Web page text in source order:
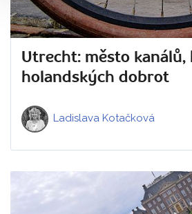
Utrecht: město kanálů,
holandských dobrot
Ladislava Kotačková